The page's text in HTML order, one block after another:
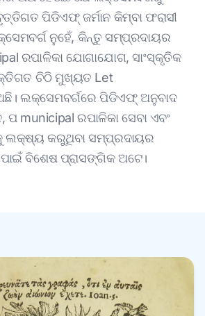
ପିଡିଏଫ୍ ଜର୍ମାନ କିମ୍ବା ଫରାସୀ
ନୁହେଁ, କିନ୍ତୁ ସମ୍ପ୍ରଦାୟର
ରପାଳିକା ଯୋଗାଯୋଗ, ସାଂସ୍କୃତିକ
ଚିଠି ମୁଖ୍ୟତ Let
ଲକ୍ସେମବର୍ଗରେ ପିଡିଏଫ୍ ଅନୁବାଦ
ପ municipal ରପାଳିକା ସେବା ଏବଂ
ଲକ୍ଷ୍ୟ କରୁଥିବା ସମ୍ପ୍ରଦାୟର
ବିଶେଷ ପ୍ରାସଙ୍ଗିକ ଅଟେ।